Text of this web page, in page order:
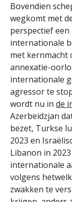
Bovendien
wegkomt met
perspectief
internationale
met kernmacht
annexatie-
internationale
agressor te
wordt nu in de
Azerbeidzjan
bezet, Turkse
2023 en
Libanon in
internationale
volgens
zwakken te